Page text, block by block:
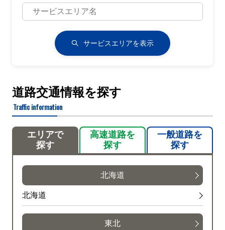
サービスエリアを表示
道路交通情報を探す
Traffic information
エリアで
探す
高速道路を
探す
一般道路を
探す
北海道
北海道
東北